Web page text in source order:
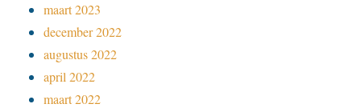
maart 2023
december 2022
augustus 2022
april 2022
maart 2022